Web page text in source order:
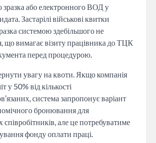
зразка або електронного ВОД у
Застарілі військові квитки
системою здебільшого не
що вимагає візиту працівника до ТЦК
перед процедурою.
увагу на квоти. Якщо компанія
у 50% від кількості
система запропонує варіант
бронювання для
співробітників, але це потребуватиме
фонду оплати праці.